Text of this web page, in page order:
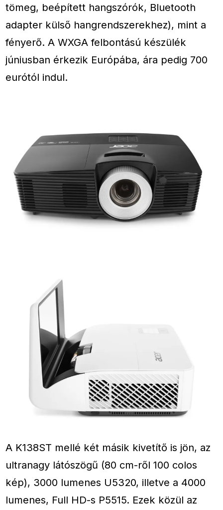
tömeg, beépített hangszórók, Bluetooth
adapter külső hangrendszerekhez), mint a
fényerő. A WXGA felbontású készülék
júniusban érkezik Európába, ára pedig 700
eurótól indul.
A K138ST mellé két másik kivetítő is jön, az
ultranagy látószögű (80 cm-ről 100 colos
kép), 3000 lumenes U5320, illetve a 4000
lumenes, Full HD-s P5515. Ezek közül az